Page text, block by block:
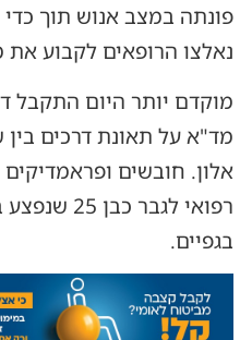
פונתה במצב אנוש תוך
נאלצו הרופאים לקבוע את
מד"א על תאונת דרכים
אלון. חובשים
רפואי
בגפיים.